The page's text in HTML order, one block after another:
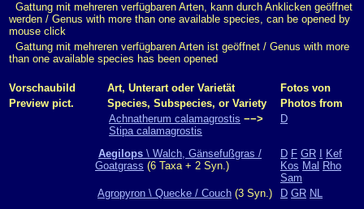
Gattung mit mehreren verfügbaren Arten, kann durch Anklicken geöffnet
werden / Genus with more than one available species, can be opened by
mouse click
Gattung mit mehreren verfügbaren Arten ist geöffnet / Genus with more
than one available species has been opened
Vorschaubild Art, Unterart oder Varietät
Fotos von
Preview pict.
Species, Subspecies, or Variety
Photos from
Achnatherum calamagrostis −−>
Stipa calamagrostis
D
Aegilops \ Walch, Gänsefußgras /
Goatgrass (6 Taxa + 2 Syn.)
D F GR
Kef
Kos Mal Rho
Sam
Agropyron \ Quecke / Couch (3 Syn.) D GR NL